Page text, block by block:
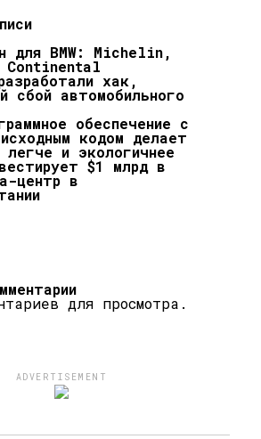
для BMW: Michelin,
хак,
сбой автомобильного
обеспечение с
кодом делает
легче и экологичнее
$1 млрд в
центр в
для просмотра.
ADVERTISEMENT